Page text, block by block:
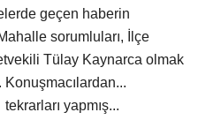
geçen haberin
sorumluları, İlçe
Tülay Kaynarca olmak
yapmış...